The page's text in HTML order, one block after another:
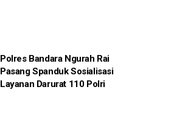
Polres Bandara Ngurah Rai
Pasang Spanduk Sosialisasi
Layanan Darurat 110 Polri